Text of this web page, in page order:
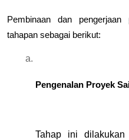
Pembinaan dan
tahapan sebagai berikut:
Pengenalan Proyek
Tahap ini dilakukan